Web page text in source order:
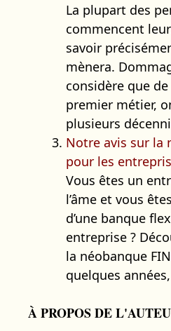
La plupart des
commencent
savoir
mènera.
considère que de
premier métier,
plusieurs
Notre avis sur la
pour les
Vous êtes un
l’âme et vous
d’une banque
entreprise ?
la néobanque
quelques
À PROPOS DE